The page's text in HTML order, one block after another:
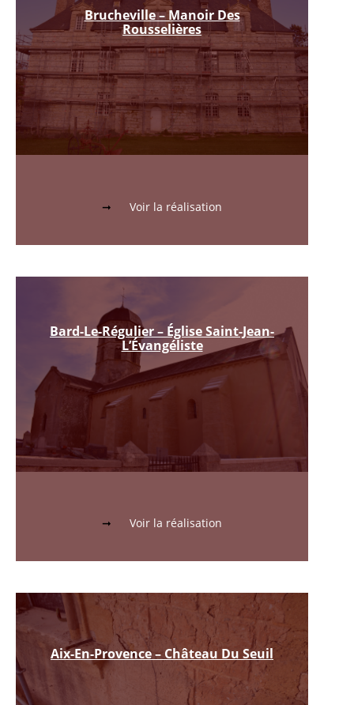
Brucheville – Manoir Des
Rousselières
Voir la réalisation
Bard-Le-Régulier – Église Saint-Jean-
L’Évangéliste
Voir la réalisation
Aix-En-Provence – Château Du Seuil